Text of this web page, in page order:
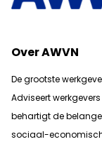
Over AWVN
De grootste
Adviseert
behartigt de
sociaal-